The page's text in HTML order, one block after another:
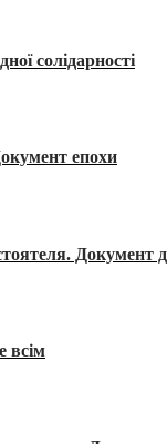
солідарності
епохи
Документ
всім